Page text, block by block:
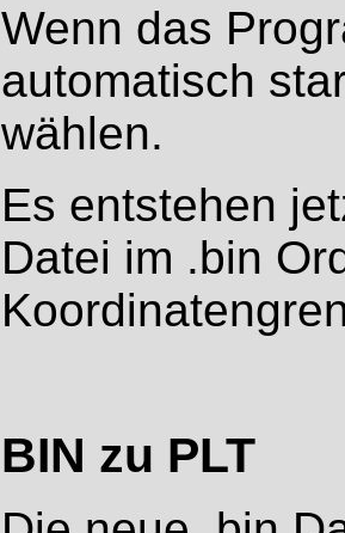
Wenn das
automatisch
wählen.
Es entstehen
Datei im .bin
BIN zu PLT